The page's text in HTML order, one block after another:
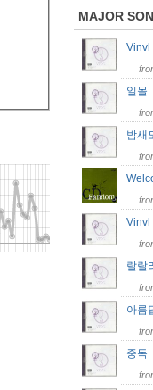
MAJOR
일
밤
랄
아름
중